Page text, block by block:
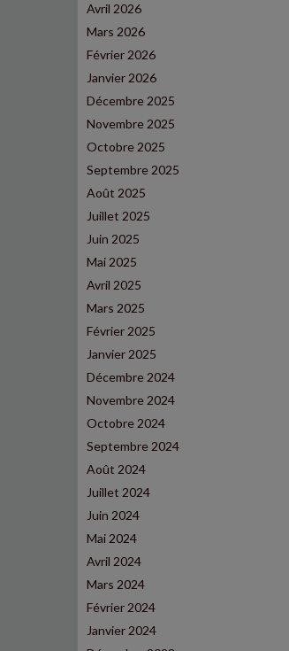
Avril 2026
Mars 2026
Février 2026
Janvier 2026
Décembre 2025
Novembre 2025
Octobre 2025
Septembre 2025
Août 2025
Juillet 2025
Juin 2025
Mai 2025
Avril 2025
Mars 2025
Février 2025
Janvier 2025
Décembre 2024
Novembre 2024
Octobre 2024
Septembre 2024
Août 2024
Juillet 2024
Juin 2024
Mai 2024
Avril 2024
Mars 2024
Février 2024
Janvier 2024